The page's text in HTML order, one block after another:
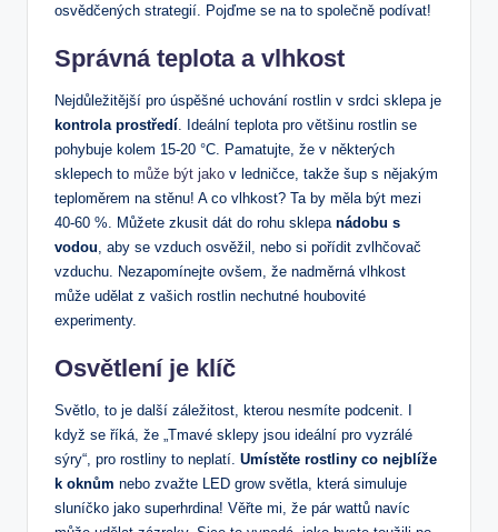
osvědčených strategií. Pojďme se na ⁤to společně podívat!
Správná‍ teplota a vlhkost
Nejdůležitější pro úspěšné uchování rostlin v srdci sklepa je
kontrola prostředí. Ideální teplota pro většinu ⁤rostlin ⁢se
pohybuje kolem 15-20 °C. ‌Pamatujte, že v některých⁣
sklepech to může být jako v ​ledničce,‌ takže šup s nějakým⁣
teploměrem na stěnu! A co ⁣vlhkost? Ta by měla být mezi‍
40-60 ‌%. Můžete zkusit dát do rohu ‌sklepa nádobu s
vodou, aby se vzduch osvěžil, nebo si pořídit zvlhčovač
vzduchu.‍ Nezapomínejte ovšem, že nadměrná vlhkost
může udělat z vašich rostlin nechutné houbovité
experimenty.
Osvětlení je klíč
Světlo, to je další záležitost, kterou‍ nesmíte​ podcenit. I
když‌ se říká, že „Tmavé sklepy ‍jsou ideální pro⁢ vyzrálé
sýry“, pro rostliny to neplatí. Umístěte rostliny co nejblíže
‌k oknům nebo ⁣zvažte LED ‍grow světla, která simuluje
sluníčko⁤ jako superhrdina! Věřte mi, že‌ pár wattů navíc